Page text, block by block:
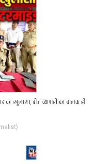
खुलासा, बीज व्यापारी का चालक ही